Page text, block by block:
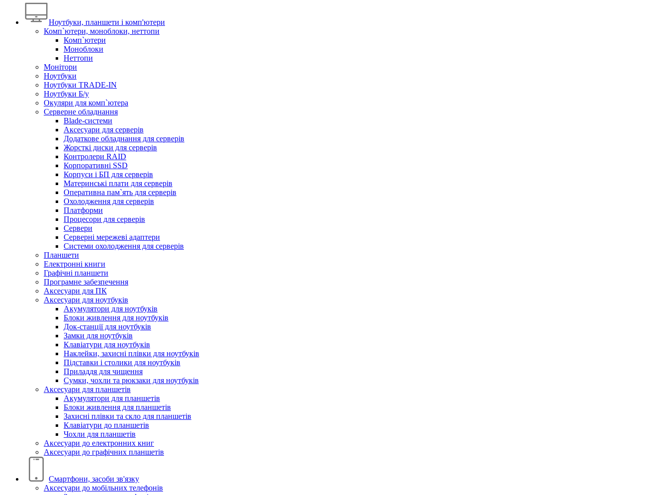
Ноутбуки, планшети і комп'ютери
Комп`ютери, моноблоки, неттопи
Комп`ютери
Моноблоки
Неттопи
Монітори
Ноутбуки
Ноутбуки TRADE-IN
Ноутбуки Б/у
Окуляри для комп`ютера
Серверне обладнання
Blade-системи
Аксесуари для серверів
Додаткове обладнання для серверів
Жорсткі диски для серверів
Контролери RAID
Корпоративні SSD
Корпуси і БП для серверів
Материнські плати для серверів
Оперативна пам`ять для серверів
Охолодження для серверів
Платформи
Процесори для серверів
Сервери
Серверні мережеві адаптери
Системи охолодження для серверів
Планшети
Електронні книги
Графічні планшети
Програмне забезпечення
Аксесуари для ПК
Аксесуари для ноутбуків
Акумулятори для ноутбуків
Блоки живлення для ноутбуків
Док-станції для ноутбуків
Замки для ноутбуків
Клавіатури для ноутбуків
Наклейки, захисні плівки для ноутбуків
Підставки і столики для ноутбуків
Приладдя для чищення
Сумки, чохли та рюкзаки для ноутбуків
Аксесуари для планшетів
Акумулятори для планшетів
Блоки живлення для планшетів
Захисні плівки та скло для планшетів
Клавіатури до планшетів
Чохли для планшетів
Аксесуари до електронних книг
Аксесуари дo графічних планшетів
Смартфони, засоби зв'язку
Аксесуари до мобільних телефонів